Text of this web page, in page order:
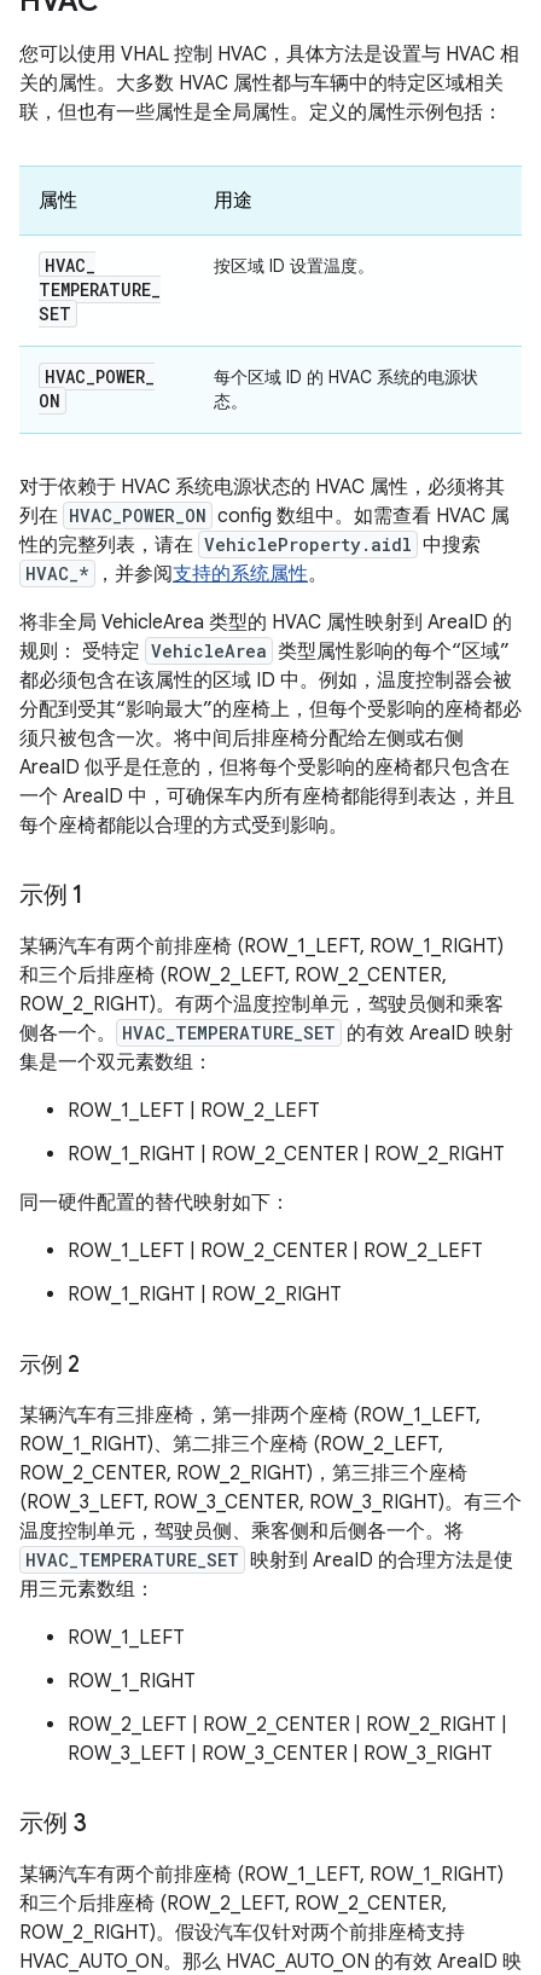
您可以使用 VHAL 控制 HVAC，具体方法是设置与 HVAC 相
关的属性。大多数 HVAC 属性都与车辆中的特定区域相关
联，但也有一些属性是全局属性。定义的属性示例包括：
属性 用途
HVAC_
TEMPERATURE_
SET
按区域 ID 设置温度。
HVAC_POWER_
ON
每个区域 ID 的 HVAC 系统的电源状
态。
对于依赖于 HVAC 系统电源状态的 HVAC 属性，必须将其
列在 HVAC_POWER_ON config 数组中。如需查看 HVAC 属
性的完整列表，请在 VehicleProperty.aidl 中搜索
HVAC_* ，并参阅支持的系统属性。
将非全局 VehicleArea 类型的 HVAC 属性映射到 AreaID 的
规则： 受特定 VehicleArea 类型属性影响的每个“区域”
都必须包含在该属性的区域 ID 中。例如，温度控制器会被
分配到受其“影响最大”的座椅上，但每个受影响的座椅都必
须只被包含一次。将中间后排座椅分配给左侧或右侧
AreaID 似乎是任意的，但将每个受影响的座椅都只包含在
一个 AreaID 中，可确保车内所有座椅都能得到表达，并且
每个座椅都能以合理的方式受到影响。
示例 1
某辆汽车有两个前排座椅 (ROW_1_LEFT, ROW_1_RIGHT)
和三个后排座椅 (ROW_2_LEFT, ROW_2_CENTER,
ROW_2_RIGHT)。有两个温度控制单元，驾驶员侧和乘客
侧各一个。
HVAC_TEMPERATURE_SET 的有效 AreaID 映射
集是一个双元素数组：
ROW_1_LEFT | ROW_2_LEFT
ROW_1_RIGHT | ROW_2_CENTER | ROW_2_RIGHT
同一硬件配置的替代映射如下：
ROW_1_LEFT | ROW_2_CENTER | ROW_2_LEFT
ROW_1_RIGHT | ROW_2_RIGHT
示例 2
某辆汽车有三排座椅，第一排两个座椅 (ROW_1_LEFT,
ROW_1_RIGHT)、第二排三个座椅 (ROW_2_LEFT,
ROW_2_CENTER, ROW_2_RIGHT)，第三排三个座椅
(ROW_3_LEFT, ROW_3_CENTER, ROW_3_RIGHT)。有三个
温度控制单元，驾驶员侧、乘客侧和后侧各一个。将
HVAC_TEMPERATURE_SET 映射到 AreaID 的合理方法是使
用三元素数组：
ROW_1_LEFT
ROW_1_RIGHT
ROW_2_LEFT | ROW_2_CENTER | ROW_2_RIGHT |
ROW_3_LEFT | ROW_3_CENTER | ROW_3_RIGHT
示例 3
某辆汽车有两个前排座椅 (ROW_1_LEFT, ROW_1_RIGHT)
和三个后排座椅 (ROW_2_LEFT, ROW_2_CENTER,
ROW_2_RIGHT)。假设汽车仅针对两个前排座椅支持
HVAC_AUTO_ON。那么 HVAC_AUTO_ON 的有效 AreaID 映